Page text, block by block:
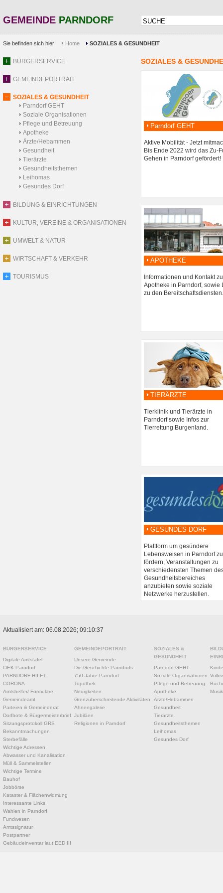
GEMEINDE PARNDORF
Sie befinden sich hier: Home SOZIALES & GESUNDHEIT
BÜRGERSERVICE
GEMEINDEPORTRAIT
SOZIALES & GESUNDHEIT
Parndorf GEHT
Soziale Organisationen
Pflege und Betreuung
Apotheke
Ärzte/Hebammen
Gesundheit
Tierärzte
Gesundheitsthemen
Leihomas
Gesundes Dorf
BILDUNG & EINRICHTUNGEN
KULTUR, VEREINE & ORGANISATIONEN
UMWELT & NATUR
WIRTSCHAFT & VERKEHR
TOURISMUS
SOZIALES &
Parndorf GEHT
Aktive Mobilität - Jetzt
Bis Ende 2022 wird das Zu-
Gehen in Parndorf gefördert!
APOTHEKE
Informationen und Kontakt
Apotheke in Parndorf, sowie
zu den Bereitschaftsdiensten.
TIERÄRZTE
Tierklinik und Tierärzte in
Parndorf sowie Infos zur
Tierrettung Burgenland.
GESUNDES DORF
Plattform um gesündere
Lebensweisen in Parndorf zu
fördern, Veranstaltungen zu
verschiedensten Themen
Gesundheitsbereiches
anzubieten sowie soziale
Netzwerke herzustellen.
Aktualisiert am: 06.08.2026; 09:10:37
BÜRGERSERVICE
Digitale Amtstafel
ÖEK Parndorf
PARNDORF HILFT
CORONA
Amtshelfer/ Formulare
Gemeindeamt
Parteien & Gemeinderat
Dorfbote & Bürgermeisterbrief
Sitzungsprotokoll GRS
Bekanntmachungen
Sterbefälle
Wichtige Adressen
Abwasser und Kanalisation
Müll & Sammelstellen
Wichtige Termine
Bauhof
Jobbörse
Kataster & Flächenwidmung
Interessante Links
Wahlen in Parndorf
Fundwesen
Amtssignatur
Postpartner
Gebäudeinventar laut EED III
GEMEINDEPORTRAIT
Unsere Gemeinde
Die Geschichte Parndorfs
750 Jahre Parndorf
Topothek
Neuigkeiten
Grenzüberschreitende Aktivitäten
Ahnengalerie
Jubiläen
Religionen in Parndorf
SOZIALES &
GESUNDHEIT
Parndorf GEHT
Soziale Organisationen
Pflege und Betreuung
Apotheke
Ärzte/Hebammen
Gesundheit
Tierärzte
Gesundheitsthemen
Leihomas
Gesundes Dorf